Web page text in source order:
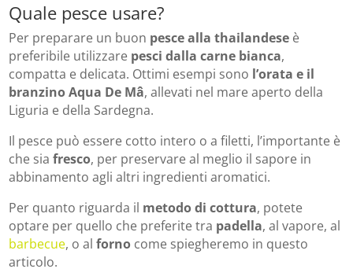
Quale pesce usare?
Per preparare un buon pesce alla thailandese è
preferibile utilizzare pesci dalla carne bianca,
compatta e delicata. Ottimi esempi sono l’orata e il
branzinoAqua De Mâ, allevati nel mare aperto della
Liguria e della Sardegna.
Il pesce può essere cotto intero o a filetti, l’importante è
che siafresco, per preservare al meglio il sapore in
abbinamento agli altri ingredienti aromatici.
Per quanto riguarda il metodo di cottura, potete
optare per quello che preferite tra padella, al vapore, al
barbecue, o alforno come spiegheremo in questo
articolo.